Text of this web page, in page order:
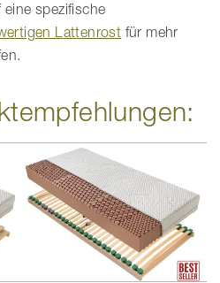
spezifische
Lattenrost für mehr